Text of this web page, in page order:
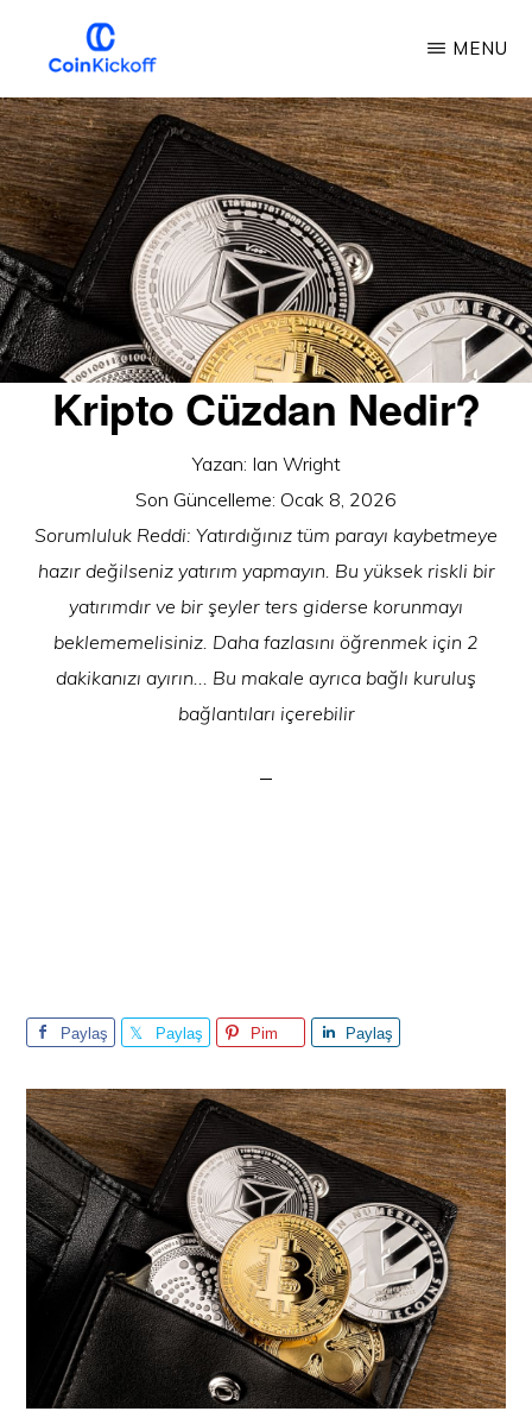
içeriğe
atlaCOIN
BAŞLAMA
VURUŞU
MENU
Kripto Cüzdan Nedir?
Yazan: Ian Wright
Son Güncelleme: Ocak 8, 2026
Sorumluluk Reddi: Yatırdığınız tüm parayı kaybetmeye
hazır değilseniz yatırım yapmayın. Bu yüksek riskli bir
yatırımdır ve bir şeyler ters giderse korunmayı
beklememelisiniz. Daha fazlasını öğrenmek için 2
dakikanızı ayırın... Bu makale ayrıca bağlı kuruluş
bağlantıları içerebilir
Paylaş Paylaş Pim Paylaş